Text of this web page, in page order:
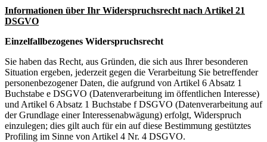
Informationen über Ihr Widerspruchsrecht nach Artikel 21
DSGVO
Einzelfallbezogenes Widerspruchsrecht
Sie haben das Recht, aus Gründen, die sich aus Ihrer besonderen
Situation ergeben, jederzeit gegen die Verarbeitung Sie betreffender
personenbezogener Daten, die aufgrund von Artikel 6 Absatz 1
Buchstabe e DSGVO (Datenverarbeitung im öffentlichen Interesse)
und Artikel 6 Absatz 1 Buchstabe f DSGVO (Datenverarbeitung auf
der Grundlage einer Interessenabwägung) erfolgt, Widerspruch
einzulegen; dies gilt auch für ein auf diese Bestimmung gestütztes
Profiling im Sinne von Artikel 4 Nr. 4 DSGVO.